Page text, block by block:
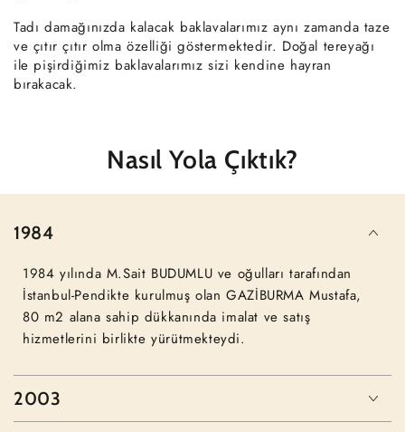
Tadı damağınızda kalacak baklavalarımız aynı zamanda taze
ve çıtır çıtır olma özelliği göstermektedir. Doğal tereyağı
ile pişirdiğimiz baklavalarımız sizi kendine hayran
bırakacak.
Nasıl Yola Çıktık?
1984
1984 yılında M.Sait BUDUMLU ve oğulları tarafından
İstanbul-Pendikte kurulmuş olan GAZİBURMA Mustafa,
80 m2 alana sahip dükkanında imalat ve satış
hizmetlerini birlikte yürütmekteydi.
2003